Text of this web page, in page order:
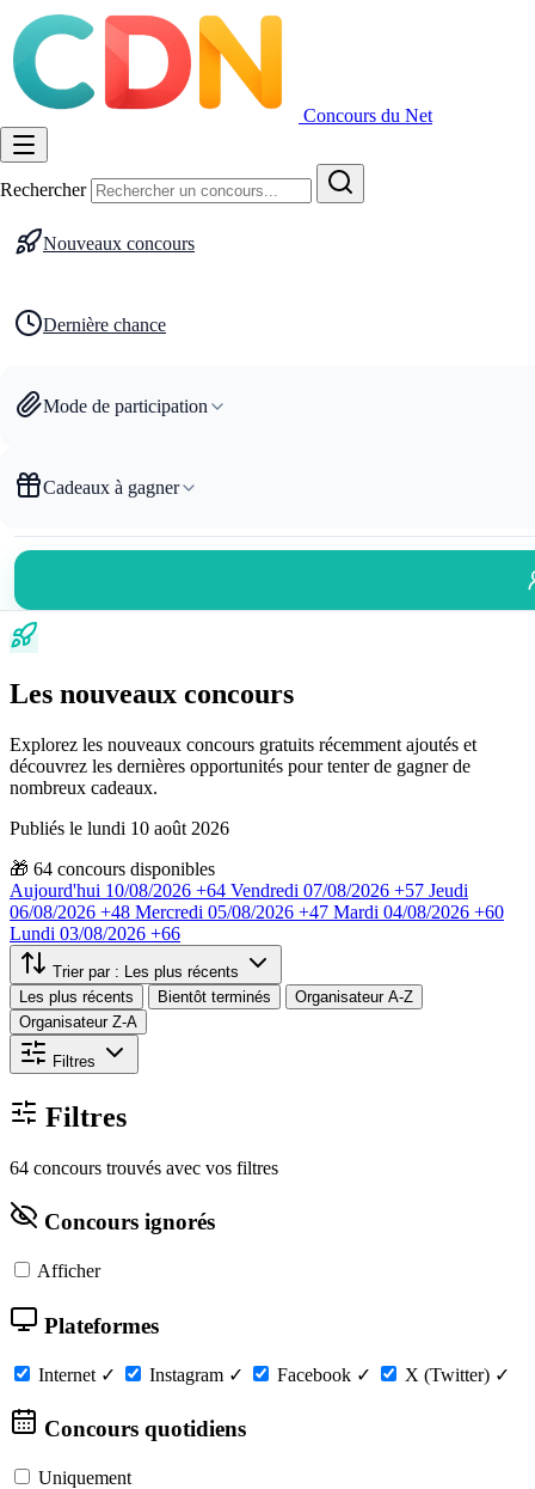
Concours du Net
Rechercher
Nouveaux concours
Dernière chance
Mode de participation
Cadeaux à gagner
Les nouveaux concours
Explorez les nouveaux concours gratuits récemment ajoutés et
découvrez les dernières opportunités pour tenter de gagner de
nombreux cadeaux.
Publiés le lundi 10 août 2026
🎁 64 concours disponibles
Aujourd'hui 10/08/2026 +64 Vendredi 07/08/2026 +57 Jeudi
06/08/2026 +48 Mercredi 05/08/2026 +47 Mardi 04/08/2026 +60
Lundi 03/08/2026 +66
Trier par :
Les plus récents
Les plus récents
Bientôt terminés
Organisateur A-Z
Organisateur Z-A
Filtres
Filtres
64 concours trouvés avec vos filtres
Concours ignorés
Afficher
Plateformes
Internet ✓ Instagram ✓ Facebook ✓ X (Twitter) ✓
Concours quotidiens
Uniquement